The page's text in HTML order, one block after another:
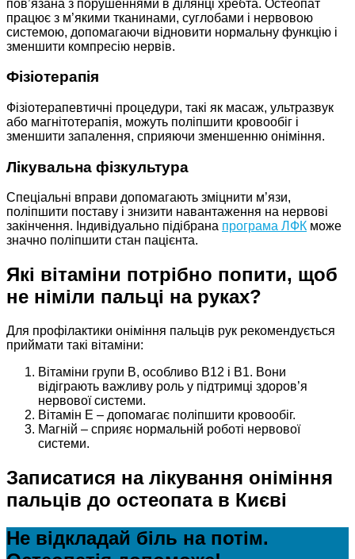
пов’язана з порушеннями в ділянці хребта. Остеопат
працює з м’якими тканинами, суглобами і нервовою
системою, допомагаючи відновити нормальну функцію і
зменшити компресію нервів.
Фізіотерапія
Фізіотерапевтичні процедури, такі як масаж, ультразвук
або магнітотерапія, можуть поліпшити кровообіг і
зменшити запалення, сприяючи зменшенню оніміння.
Лікувальна фізкультура
Спеціальні вправи допомагають зміцнити м’язи,
поліпшити поставу і знизити навантаження на нервові
закінчення. Індивідуально підібрана програма ЛФК може
значно поліпшити стан пацієнта.
Які вітаміни потрібно попити, щоб
не німіли пальці на руках?
Для профілактики оніміння пальців рук рекомендується
приймати такі вітаміни:
Вітаміни групи В, особливо В12 і В1. Вони
відіграють важливу роль у підтримці здоров’я
нервової системи.
Вітамін Е – допомагає поліпшити кровообіг.
Магній – сприяє нормальній роботі нервової
системи.
Записатися на лікування оніміння
пальців до остеопата в Києві
Не відкладай біль на потім.